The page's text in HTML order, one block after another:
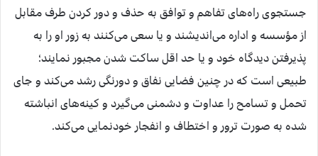
جستجوی راه‌های تفاهم و توافق به حذف و دور کردن طرف مقابل
از مؤسسه و اداره می‌اندیشند و یا سعی می‌کنند به زور او را به
پذیرفتن دیدگاه خود و یا حد اقل ساکت شدن مجبور نمایند؛
طبیعی است که در چنین فضایی نفاق و دورنگی رشد می‌کند و جای
تحمل و تسامح را عداوت و دشمنی می‌گیرد و کینه‌های انباشته
شده به صورت ترور و اختطاف و انفجار خودنمایی می‌کند.